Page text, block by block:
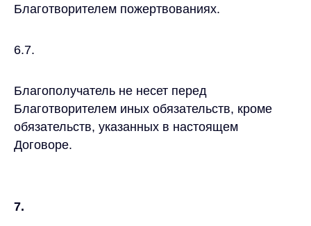
Благотворителем пожертвованиях.
6.7.
Благополучатель не несет перед
Благотворителем иных обязательств, кроме
обязательств, указанных в настоящем
Договоре.
7.